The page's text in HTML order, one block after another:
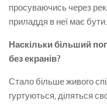
просуваючись через
приладдя в неї має бути.
Наскільки більший
без екранів?
Стало більше живого
гуртуються, діляться